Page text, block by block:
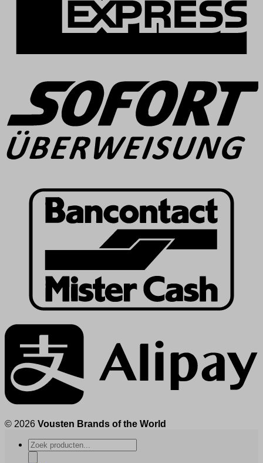
© 2026 Vousten Brands of the World
Producten
zoeken